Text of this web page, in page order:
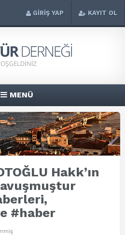
GİRİŞ YAP KAYIT OL
MENÜ
Hakk’ın
#haber